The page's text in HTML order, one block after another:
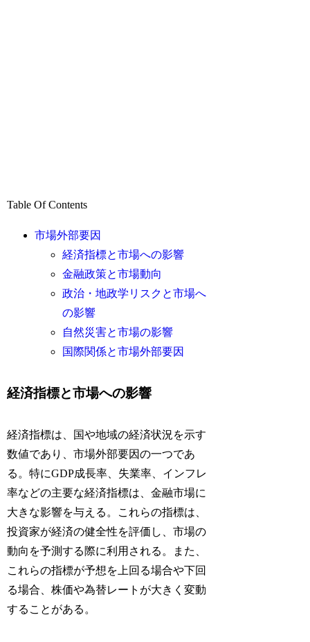
Table Of Contents
市場外部要因
経済指標と市場への影響
金融政策と市場動向
政治・地政学リスクと市場へ
の影響
自然災害と市場の影響
国際関係と市場外部要因
経済指標と市場への影響
経済指標は、国や地域の経済状況を示す
数値であり、市場外部要因の一つであ
る。特にGDP成長率、失業率、インフレ
率などの主要な経済指標は、金融市場に
大きな影響を与える。これらの指標は、
投資家が経済の健全性を評価し、市場の
動向を予測する際に利用される。また、
これらの指標が予想を上回る場合や下回
る場合、株価や為替レートが大きく変動
することがある。